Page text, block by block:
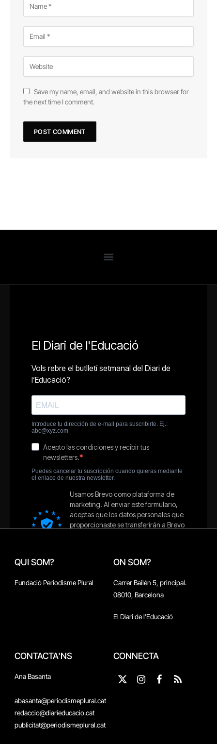
Save my name, email, and website in this browser for
the next time I comment.
QUI SOM?
Fundació Periodisme Plural
ON SOM?
Carrer Bailén 5, principal.
08010, Barcelona
El Diari de l'Educació
CONTACTA'NS
Ana Basanta
abasanta@periodismeplural.cat
redaccio@diarieducacio.cat
publicitat@periodismeplural.cat
CONNECTA
X
InstagramFacebook
RSS